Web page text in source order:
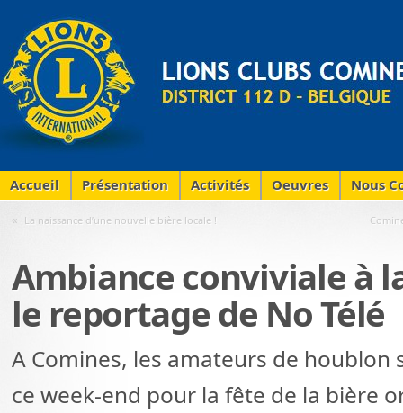
Accueil Présentation Activités Oeuvres Nous
« La naissance d’une nouvelle bière locale !
Ambiance conviviale à
le reportage de No Télé
A Comines, les amateurs de houblon
ce week-end pour la fête de la bière